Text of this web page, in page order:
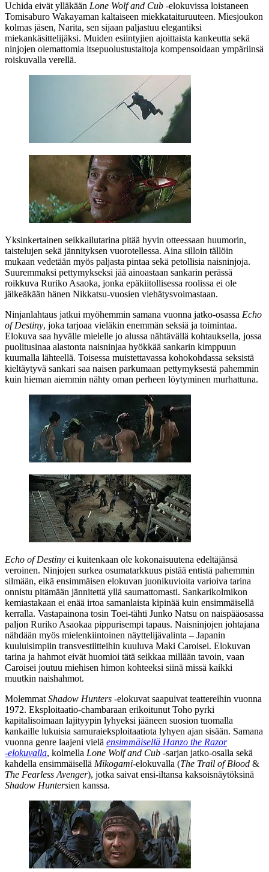
Uchida eivät ylläkään Lone Wolf and Cub ‑elokuvissa loistaneen
Tomisaburo Wakayaman kaltaiseen miekkataituruuteen. Miesjoukon
kolmas jäsen, Narita, sen sijaan paljastuu elegantiksi
miekankäsittelijäksi. Muiden esiintyjien ajoittaista kankeutta sekä
ninjojen olemattomia itsepuolustustaitoja kompensoidaan ympäriinsä
roiskuvalla verellä.
Yksinkertainen seikkailutarina pitää hyvin otteessaan huumorin,
taistelujen sekä jännityksen vuorotellessa. Aina silloin tällöin
mukaan vedetään myös paljasta pintaa sekä petollisia naisninjoja.
Suuremmaksi pettymykseksi jää ainoastaan sankarin perässä
roikkuva Ruriko Asaoka, jonka epäkiitollisessa roolissa ei ole
jälkeäkään hänen Nikkatsu-vuosien viehätysvoimastaan.
Ninjanlahtaus jatkui myöhemmin samana vuonna jatko-osassa Echo
of Destiny, joka tarjoaa vieläkin enemmän seksiä ja toimintaa.
Elokuva saa hyvälle mielelle jo alussa nähtävällä kohtauksella, jossa
puolitusinaa alastonta naisninjaa hyökkää sankarin kimppuun
kuumalla lähteellä. Toisessa muistettavassa kohokohdassa seksistä
kieltäytyvä sankari saa naisen parkumaan pettymyksestä pahemmin
kuin hieman aiemmin nähty oman perheen löytyminen murhattuna.
Echo of Destiny ei kuitenkaan ole kokonaisuutena edeltäjänsä
veroinen. Ninjojen surkea osumatarkkuus pistää entistä pahemmin
silmään, eikä ensimmäisen elokuvan juonikuvioita varioiva tarina
onnistu pitämään jännitettä yllä saumattomasti. Sankarikolmikon
kemiastakaan ei enää irtoa samanlaista kipinää kuin ensimmäisellä
kerralla. Vastapainona tosin Toei-tähti Junko Natsu on naispääosassa
paljon Ruriko Asaokaa pippurisempi tapaus. Naisninjojen johtajana
nähdään myös mielenkiintoinen näyttelijävalinta – Japanin
kuuluisimpiin transvestiitteihin kuuluva Maki Caroisei. Elokuvan
tarina ja hahmot eivät huomioi tätä seikkaa millään tavoin, vaan
Caroisei joutuu miehisen himon kohteeksi siinä missä kaikki
muutkin naishahmot.
Molemmat Shadow Hunters ‑elokuvat saapuivat teattereihin vuonna
1972. Eksploitaatio-chambaraan erikoitunut Toho pyrki
kapitalisoimaan lajityypin lyhyeksi jääneen suosion tuomalla
kankaille lukuisia samuraieksploitaatiota lyhyen ajan sisään. Samana
vuonna genre laajeni vielä ensimmäisellä Hanzo the Razor
‑elokuvalla, kolmella Lone Wolf and Cub ‑sarjan jatko-osalla sekä
kahdella ensimmäisellä Mikogami‑elokuvalla (The Trail of Blood &
The Fearless Avenger), jotka saivat ensi-iltansa kaksoisnäytöksinä
Shadow Huntersien kanssa.